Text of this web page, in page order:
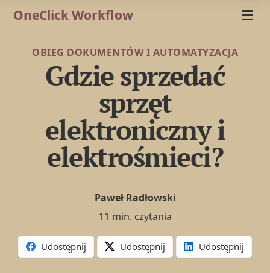
OneClick Workflow
OBIEG DOKUMENTÓW I AUTOMATYZACJA
Gdzie sprzedać
sprzęt
elektroniczny i
elektrośmieci?
Paweł Radłowski
11 min. czytania
Udostępnij Udostępnij Udostępnij